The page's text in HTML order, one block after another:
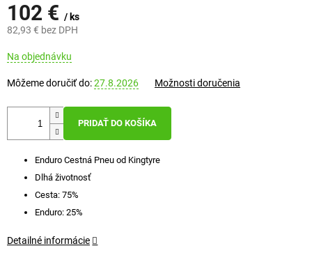
102 € / ks
82,93 € bez DPH
Jednotková
cena:
Na objednávku
Môžeme doručiť do:27.8.2026 Možnosti doručenia
PRIDAŤ DO KOŠÍKA
Enduro Cestná Pneu od Kingtyre
Dlhá životnosť
Cesta: 75%
Enduro: 25%
Detailné informácie